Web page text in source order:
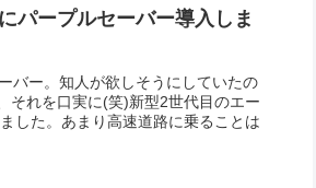
パープルセーバー導入しま
バー。知人が欲しそうにしていたの
それを口実に(笑)新型2世代目のエー
した。あまり高速道路に乗ることは